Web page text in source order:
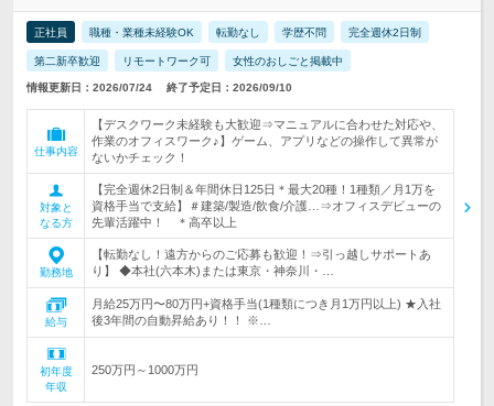
正社員 職種・業種未経験OK 転勤なし 学歴不問 完全週休2日制
第二新卒歓迎 リモートワーク可 女性のおしごと掲載中
情報更新日：2026/07/24 終了予定日：2026/09/10
仕事内容
【デスクワーク未経験も大歓迎⇒マニュアルに合わせた対応や、
作業のオフィスワーク♪】ゲーム、アプリなどの操作して異常が
ないかチェック！
対象と
なる方
【完全週休2日制＆年間休日125日＊最大20種！1種類／月1万を
資格手当で支給】＃建築/製造/飲食/介護…⇒オフィスデビューの
先輩活躍中！ ＊高卒以上
勤務地
【転勤なし！遠方からのご応募も歓迎！⇒引っ越しサポートあ
り】 ◆本社(六本木)または東京・神奈川・…
給与
月給25万円〜80万円+資格手当(1種類につき月1万円以上) ★入社
後3年間の自動昇給あり！！ ※…
初年度
年収
250万円～1000万円